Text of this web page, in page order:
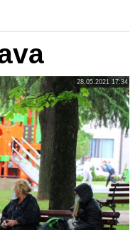
28.05.2021 17:34